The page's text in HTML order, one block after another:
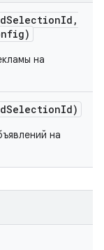
SelectionId ,
на
SelectionId)
на